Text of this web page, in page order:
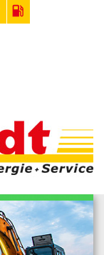
local_gas_station